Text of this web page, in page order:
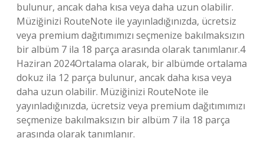
bulunur, ancak daha kısa veya daha uzun olabilir.
Müziğinizi RouteNote ile yayınladığınızda, ücretsiz
veya premium dağıtımımızı seçmenize bakılmaksızın
bir albüm 7 ila 18 parça arasında olarak tanımlanır.4
Haziran 2024Ortalama olarak, bir albümde ortalama
dokuz ila 12 parça bulunur, ancak daha kısa veya
daha uzun olabilir. Müziğinizi RouteNote ile
yayınladığınızda, ücretsiz veya premium dağıtımımızı
seçmenize bakılmaksızın bir albüm 7 ila 18 parça
arasında olarak tanımlanır.